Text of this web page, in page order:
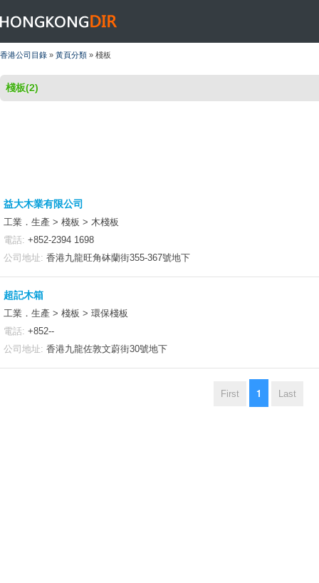
HONGKONGDIR
香港公司目錄 » 黃頁分類 » 棧板
棧板(2)
益大木業有限公司
工業．生產 > 棧板 > 木棧板
電話: +852-2394 1698
公司地址: 香港九龍旺角砵蘭街355-367號地下
超記木箱
工業．生產 > 棧板 > 環保棧板
電話: +852--
公司地址: 香港九龍佐敦文蔚街30號地下
First 1 Last